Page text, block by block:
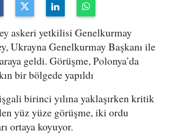
askeri yetkilisi Genelkurmay
Ukrayna Genelkurmay Başkanı ile
geldi. Görüşme, Polonya’da
bir bölgede yapıldı
birinci yılına yaklaşırken kritik
yüz yüze görüşme, iki ordu
ortaya koyuyor.